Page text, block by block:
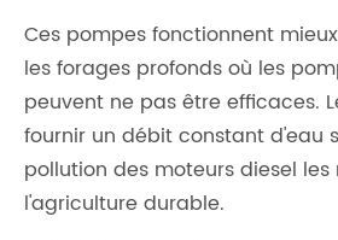
Ces pompes fonctionnent
les forages profonds où les
peuvent ne pas être efficaces.
fournir un débit constant d'eau
pollution des moteurs diesel
l'agriculture durable.